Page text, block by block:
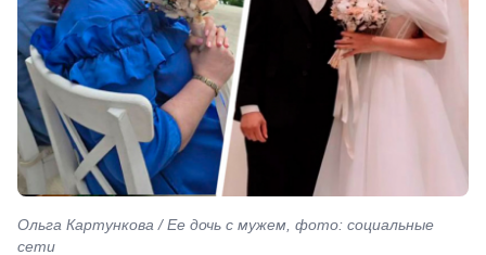
Ольга Картункова / Ее дочь с мужем, фото: социальные
сети